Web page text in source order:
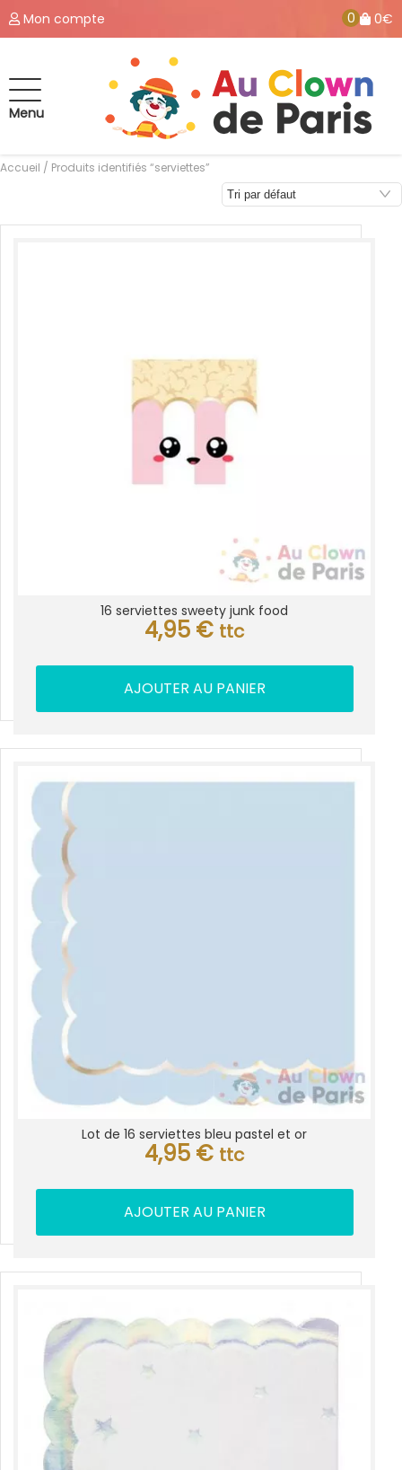
Mon compte 0 0€
Menu
Accueil / Produits identifiés “serviettes”
16 serviettes sweety junk food
4,95 € ttc
AJOUTER AU PANIER
Lot de 16 serviettes bleu pastel et or
4,95 € ttc
AJOUTER AU PANIER